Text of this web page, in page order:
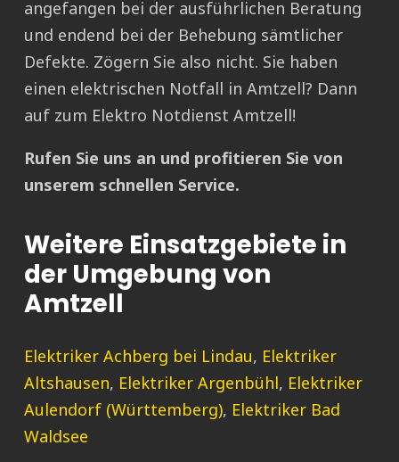
angefangen bei der ausführlichen Beratung
und endend bei der Behebung sämtlicher
Defekte. Zögern Sie also nicht. Sie haben
einen elektrischen Notfall in Amtzell? Dann
auf zum Elektro Notdienst Amtzell!
Rufen Sie uns an und profitieren Sie von
unserem schnellen Service.
Weitere Einsatzgebiete in
der Umgebung von
Amtzell
Elektriker Achberg bei Lindau, Elektriker
Altshausen, Elektriker Argenbühl, Elektriker
Aulendorf (Württemberg), Elektriker Bad
Waldsee